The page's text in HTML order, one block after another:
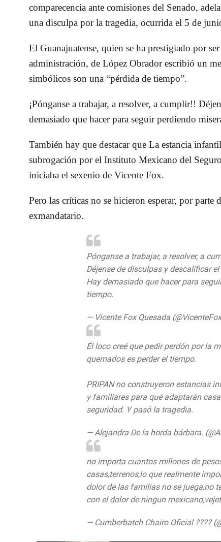
comparecencia ante comisiones del Senado,
una disculpa por la tragedia, ocurrida el 5 de
El Guanajuatense, quien se ha prestigiado por
administración, de López Obrador escribió un
simbólicos son una “pérdida de tiempo”.
¡Pónganse a trabajar, a resolver, a cumplir!!
demasiado que hacer para seguir perdiendo
También hay que destacar que La estancia
subrogación por el Instituto Mexicano del
iniciaba el sexenio de Vicente Fox.
Pero las críticas no se hicieron esperar, por
exmandatario.
Pónganse a trabajar, a resolver, a
Déjense de disculpas y descalificar
Hay demasiado que hacer para
tiempo.
— Vicente Fox Quesada
Él loco creé que pedir perdón por la
quemados es perder el tiempo.
PRIPAN no construyeron estancias
y familiares para qué adaptarán
seguridad. Y pasó la tragedia.
— Alejandra De la horda bárbara.
no importa cuantos millones de
casas,terrenos,lo que realmente
dolor de las familias no se juega,no
con el dolor de ningun
— Cumberbatch Chairo Oficial ????